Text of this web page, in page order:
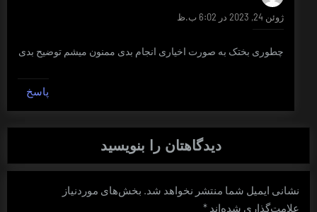
ژوئن 24, 2023 در 6:02 ب.ظ
چطوری بختک به صورت اخیاری انجام بدی ممنون میشم توضیح بدی
پاسخ
دیدگاهتان را بنویسید
نشانی ایمیل شما منتشر نخواهد شد. بخش‌های موردنیاز
علامت‌گذاری شده‌اند *